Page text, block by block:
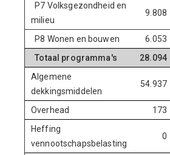
P7 Volksgezondheid en
milieu
9.808
P8 Wonen en bouwen 6.053
Totaal programma's
28.094
Algemene
dekkingsmiddelen
54.937
Overhead 173
Heffing
vennootschapsbelasting
0